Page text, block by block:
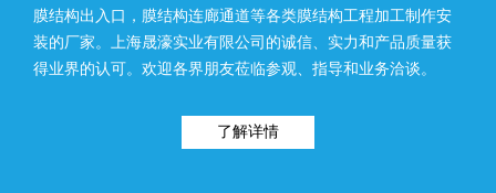
膜结构出入口，膜结构连廊通道等各类膜结构工程加工制作安
装的厂家。上海晟濠实业有限公司的诚信、实力和产品质量获
得业界的认可。欢迎各界朋友莅临参观、指导和业务洽谈。
了解详情